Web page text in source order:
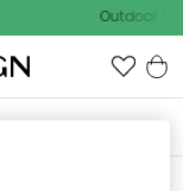
Outdoor